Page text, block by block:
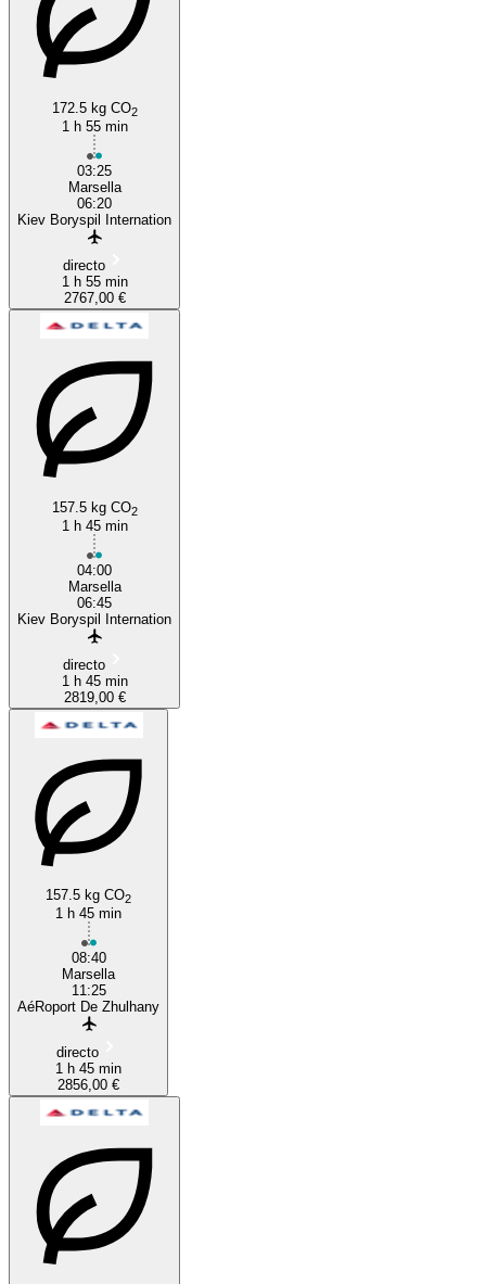
Marseille
172.5 kg CO2
1 h 55 min
03:25
Marsella
06:20
Kiev Boryspil Internation
directo
1 h 55 min
2767,00 €
157.5 kg CO2
1 h 45 min
04:00
Marsella
06:45
Kiev Boryspil Internation
directo
1 h 45 min
2819,00 €
157.5 kg CO2
1 h 45 min
08:40
Marsella
11:25
AéRoport De Zhulhany
directo
1 h 45 min
2856,00 €